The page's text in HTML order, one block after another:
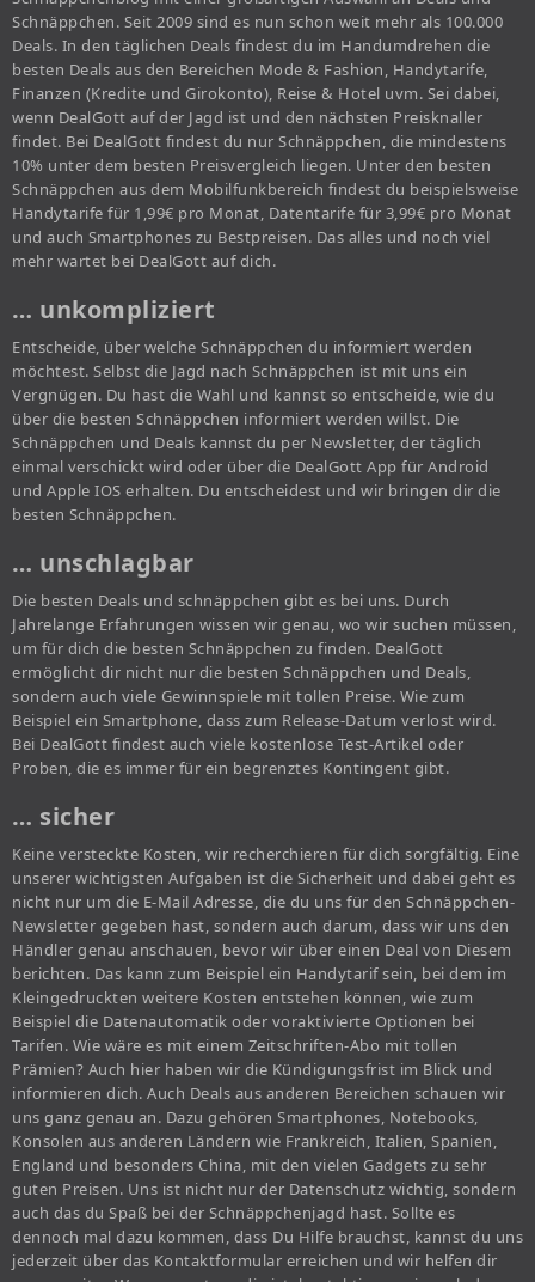
Schnäppchen. Seit 2009 sind es nun schon weit mehr als 100.000
Deals. In den täglichen Deals findest du im Handumdrehen die
besten Deals aus den Bereichen Mode & Fashion, Handytarife,
Finanzen (Kredite und Girokonto), Reise & Hotel uvm. Sei dabei,
wenn DealGott auf der Jagd ist und den nächsten Preisknaller
findet. Bei DealGott findest du nur Schnäppchen, die mindestens
10% unter dem besten Preisvergleich liegen. Unter den besten
Schnäppchen aus dem Mobilfunkbereich findest du beispielsweise
Handytarife für 1,99€ pro Monat, Datentarife für 3,99€ pro Monat
und auch Smartphones zu Bestpreisen. Das alles und noch viel
mehr wartet bei DealGott auf dich.
… unkompliziert
Entscheide, über welche Schnäppchen du informiert werden
möchtest. Selbst die Jagd nach Schnäppchen ist mit uns ein
Vergnügen. Du hast die Wahl und kannst so entscheide, wie du
über die besten Schnäppchen informiert werden willst. Die
Schnäppchen und Deals kannst du per Newsletter, der täglich
einmal verschickt wird oder über die DealGott App für Android
und Apple IOS erhalten. Du entscheidest und wir bringen dir die
besten Schnäppchen.
… unschlagbar
Die besten Deals und schnäppchen gibt es bei uns. Durch
Jahrelange Erfahrungen wissen wir genau, wo wir suchen müssen,
um für dich die besten Schnäppchen zu finden. DealGott
ermöglicht dir nicht nur die besten Schnäppchen und Deals,
sondern auch viele Gewinnspiele mit tollen Preise. Wie zum
Beispiel ein Smartphone, dass zum Release-Datum verlost wird.
Bei DealGott findest auch viele kostenlose Test-Artikel oder
Proben, die es immer für ein begrenztes Kontingent gibt.
… sicher
Keine versteckte Kosten, wir recherchieren für dich sorgfältig. Eine
unserer wichtigsten Aufgaben ist die Sicherheit und dabei geht es
nicht nur um die E-Mail Adresse, die du uns für den Schnäppchen-
Newsletter gegeben hast, sondern auch darum, dass wir uns den
Händler genau anschauen, bevor wir über einen Deal von Diesem
berichten. Das kann zum Beispiel ein Handytarif sein, bei dem im
Kleingedruckten weitere Kosten entstehen können, wie zum
Beispiel die Datenautomatik oder voraktivierte Optionen bei
Tarifen. Wie wäre es mit einem Zeitschriften-Abo mit tollen
Prämien? Auch hier haben wir die Kündigungsfrist im Blick und
informieren dich. Auch Deals aus anderen Bereichen schauen wir
uns ganz genau an. Dazu gehören Smartphones, Notebooks,
Konsolen aus anderen Ländern wie Frankreich, Italien, Spanien,
England und besonders China, mit den vielen Gadgets zu sehr
guten Preisen. Uns ist nicht nur der Datenschutz wichtig, sondern
auch das du Spaß bei der Schnäppchenjagd hast. Sollte es
dennoch mal dazu kommen, dass Du Hilfe brauchst, kannst du uns
jederzeit über das Kontaktformular erreichen und wir helfen dir